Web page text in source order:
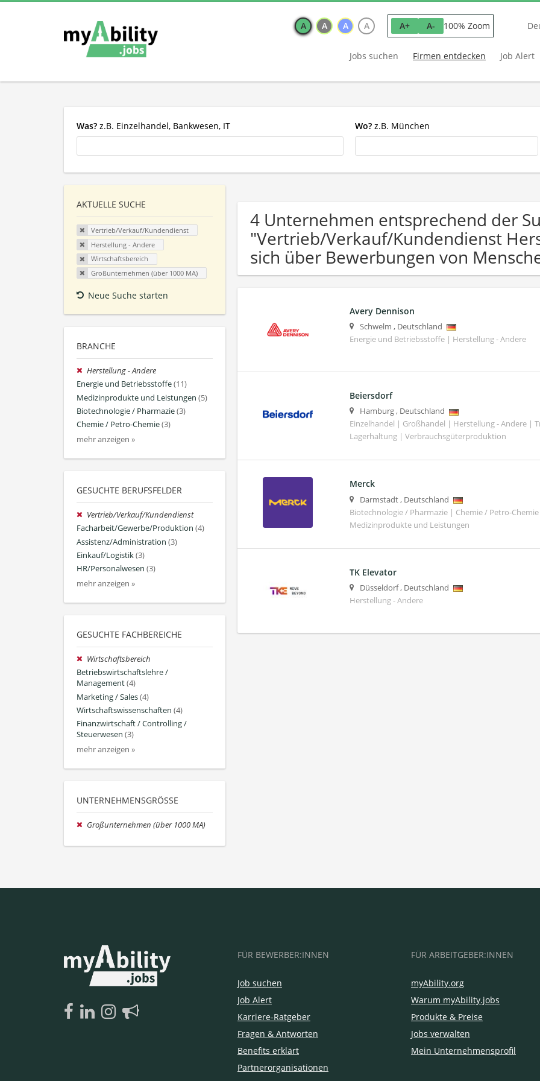
A A A A A+ A- 100% Zoom
Jobs suchen Firmen entdecken Job Alert
Was? z.B. Einzelhandel, Bankwesen, IT Wo? z.B. München
AKTUELLE SUCHE
Vertrieb/Verkauf/Kundendienst
Herstellung - Andere
Wirtschaftsbereich
Großunternehmen (über 1000 MA)
Neue Suche starten
BRANCHE
Herstellung - Andere
Energie und Betriebsstoffe(11)
Medizinprodukte und Leistungen (5)
Biotechnologie / Pharmazie(3)
Chemie / Petro-Chemie(3)
mehr anzeigen »
GESUCHTE BERUFSFELDER
Vertrieb/Verkauf/Kundendienst
Facharbeit/Gewerbe/Produktion (4)
Assistenz/Administration (3)
Einkauf/Logistik(3)
HR/Personalwesen (3)
mehr anzeigen »
GESUCHTE FACHBEREICHE
Wirtschaftsbereich
Betriebswirtschaftslehre /
Management(4)
Marketing / Sales(4)
Wirtschaftswissenschaften (4)
Finanzwirtschaft / Controlling /
Steuerwesen (3)
mehr anzeigen »
UNTERNEHMENSGRÖSSE
Großunternehmen (über 1000 MA)
4 Unternehmen entsprechend der
"Vertrieb/Verkauf/Kundendienst
sich über Bewerbungen von
Avery Dennison
Schwelm , Deutschland
Energie und Betriebsstoffe | Herstellung - Andere
Beiersdorf
Hamburg, Deutschland
Einzelhandel | Großhandel | Herstellung - Andere |
Lagerhaltung | Verbrauchsgüterproduktion
Merck
Darmstadt, Deutschland
Biotechnologie / Pharmazie | Chemie / Petro-
Medizinprodukte und Leistungen
TK Elevator
Düsseldorf, Deutschland
Herstellung - Andere
FÜR BEWERBER:INNEN
Job suchen
Job Alert
Karriere-Ratgeber
Fragen & Antworten
Benefits erklärt
Partnerorganisationen
FÜR ARBEITGEBER:INNEN
myAbility.org
Warum myAbility.jobs
Produkte & Preise
Jobs verwalten
Mein Unternehmensprofil